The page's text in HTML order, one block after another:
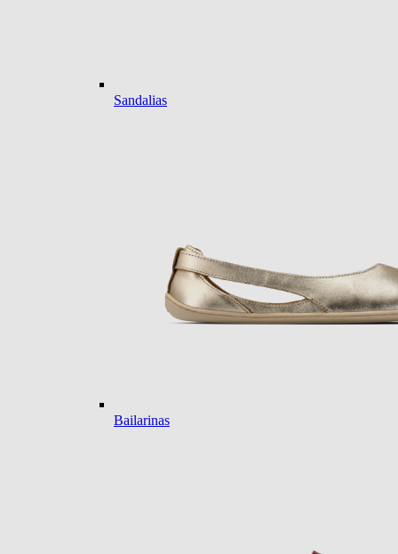
Sandalias
Bailarinas